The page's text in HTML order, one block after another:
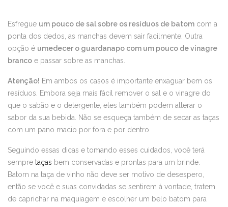
Esfregue um pouco de sal sobre os resíduos de batom com a
ponta dos dedos, as manchas devem sair facilmente. Outra
opção é umedecer o guardanapo com um pouco de vinagre
branco e passar sobre as manchas.
Atenção! Em ambos os casos é importante enxaguar bem os
resíduos. Embora seja mais fácil remover o sal e o vinagre do
que o sabão e o detergente, eles também podem alterar o
sabor da sua bebida. Não se esqueça também de secar as taças
com um pano macio por fora e por dentro.
Seguindo essas dicas e tomando esses cuidados, você terá
sempre taças bem conservadas e prontas para um brinde.
Batom na taça de vinho não deve ser motivo de desespero,
então se você e suas convidadas se sentirem à vontade, tratem
de caprichar na maquiagem e escolher um belo batom para